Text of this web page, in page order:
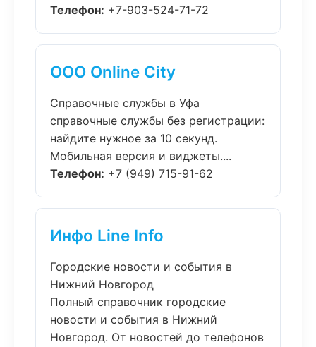
Телефон: +7-903-524-71-72
ООО Online City
Справочные службы в Уфа
справочные службы без регистрации:
найдите нужное за 10 секунд.
Мобильная версия и виджеты....
Телефон: +7 (949) 715-91-62
Инфо Line Info
Городские новости и события в
Нижний Новгород
Полный справочник городские
новости и события в Нижний
Новгород. От новостей до телефонов